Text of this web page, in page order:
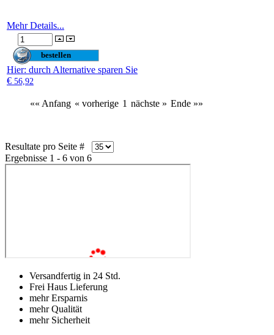
Mehr Details...
Hier: durch Alternative sparen Sie
€ 56,92
«« Anfang « vorherige 1 nächste » Ende »»
Resultate pro Seite #
Ergebnisse 1 - 6 von 6
Versandfertig in 24 Std.
Frei Haus Lieferung
mehr Ersparnis
mehr Qualität
mehr Sicherheit